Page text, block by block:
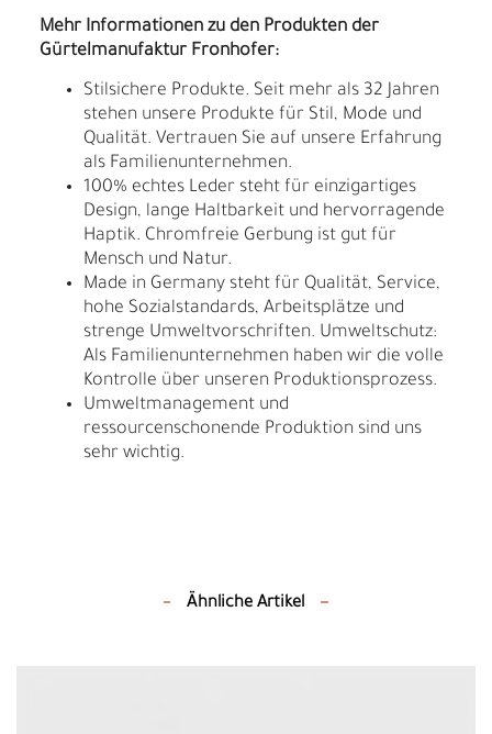
Mehr Informationen zu den Produkten der
Gürtelmanufaktur Fronhofer:
Stilsichere Produkte. Seit mehr als 32 Jahren
stehen unsere Produkte für Stil, Mode und
Qualität. Vertrauen Sie auf unsere Erfahrung
als Familienunternehmen.
100% echtes Leder steht für einzigartiges
Design, lange Haltbarkeit und hervorragende
Haptik. Chromfreie Gerbung ist gut für
Mensch und Natur.
Made in Germany steht für Qualität, Service,
hohe Sozialstandards, Arbeitsplätze und
strenge Umweltvorschriften. Umweltschutz:
Als Familienunternehmen haben wir die volle
Kontrolle über unseren Produktionsprozess.
Umweltmanagement und
ressourcenschonende Produktion sind uns
sehr wichtig.
Ähnliche Artikel